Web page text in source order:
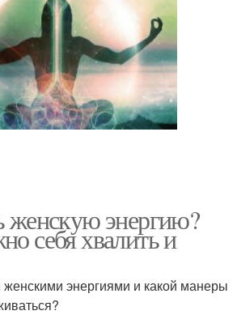
женскую энергию?
себя хвалить и
женскими энергиями и какой манеры